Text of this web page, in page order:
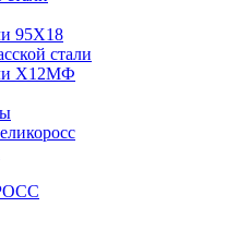
95X18
стали
Х12МФ